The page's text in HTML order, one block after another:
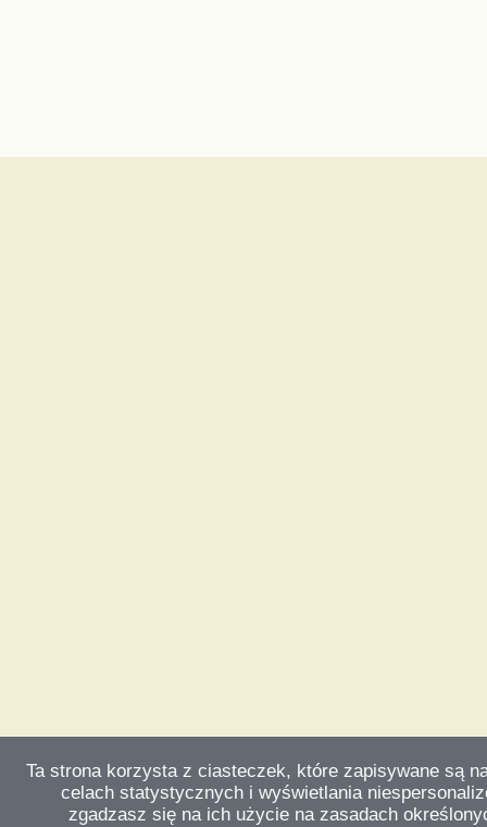
Ta strona korzysta z ciasteczek, które zapisywane są
celach statystycznych i wyświetlania
zgadzasz się na ich użycie na zasadach